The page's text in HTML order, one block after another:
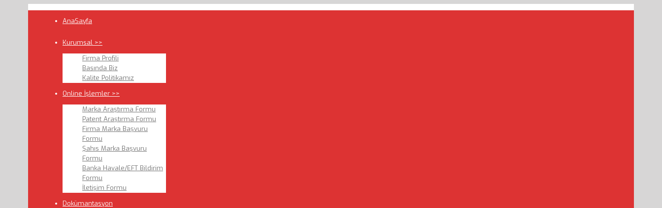
AnaSayfa
Kurumsal >>
Firma Profili
Basında Biz
Kalite Politikamız
Online İşlemler >>
Marka Araştırma Formu
Patent Araştırma Formu
Firma Marka Başvuru
Formu
Şahıs Marka Başvuru
Formu
Banka Havale/EFT Bildirim
Formu
İletişim Formu
Dokümantasyon